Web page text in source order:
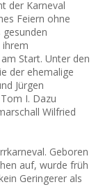
der Karneval
Feiern ohne
ihrem
Start. Unter den
der ehemalige
Jürgen
I. Dazu
Wilfried
Geboren
auf, wurde früh
Geringerer als